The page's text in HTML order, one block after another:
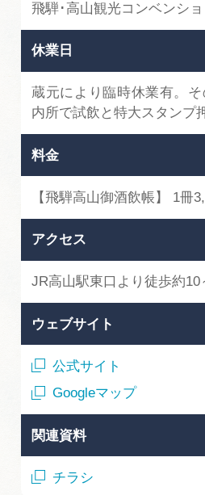
飛騨･高山観光コンベンシ
休業日
蔵元により臨時休業有。
内所で試飲と特大スタンプ
料金
【飛騨高山御酒飲帳】 1冊
アクセス
JR高山駅東口より徒歩約10
ウェブサイト
公式サイト
Googleマップ
関連資料
チラシ